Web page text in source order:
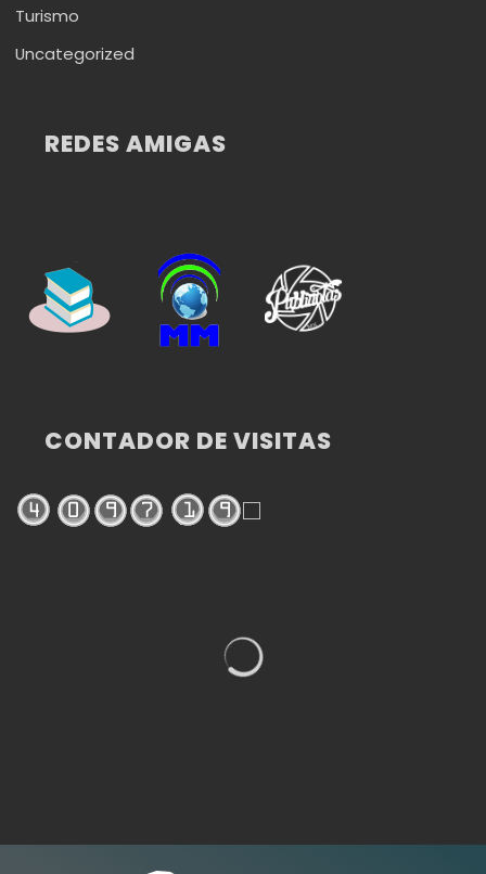
Turismo
Uncategorized
REDES AMIGAS
CONTADOR DE VISITAS